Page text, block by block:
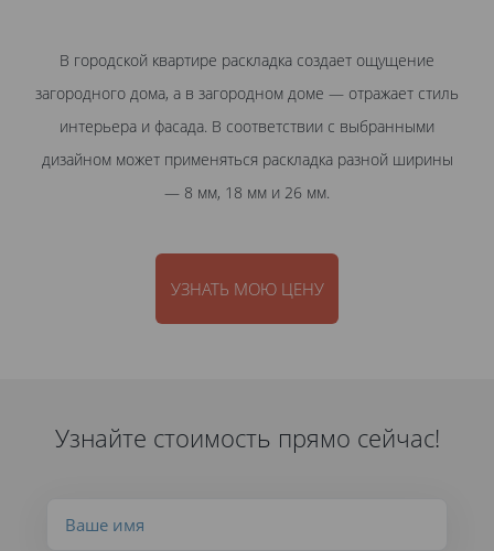
В городской квартире раскладка создает ощущение
загородного дома, а в загородном доме — отражает стиль
интерьера и фасада. В соответствии с выбранными
дизайном может применяться раскладка разной ширины
— 8 мм, 18 мм и 26 мм.
УЗНАТЬ МОЮ ЦЕНУ
Узнайте стоимость прямо сейчас!